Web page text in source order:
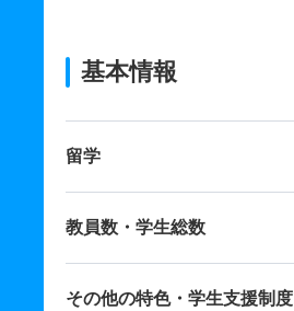
基本情報
留学
教員数・学生総数
その他の特色・学生支援制度